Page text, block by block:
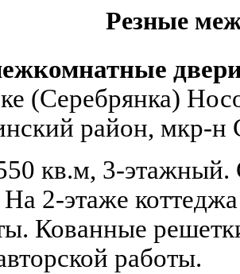
Резные
(Серебрянка)
район, мкр-
кв.м, 3-
2-этаже
Кованные
работы.